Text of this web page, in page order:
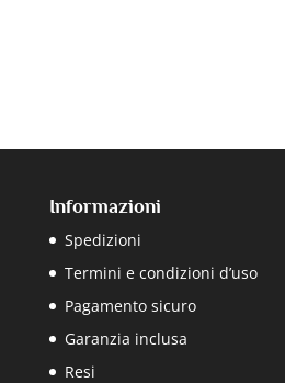
Informazioni
Spedizioni
Termini e condizioni d’uso
Pagamento sicuro
Garanzia inclusa
Resi